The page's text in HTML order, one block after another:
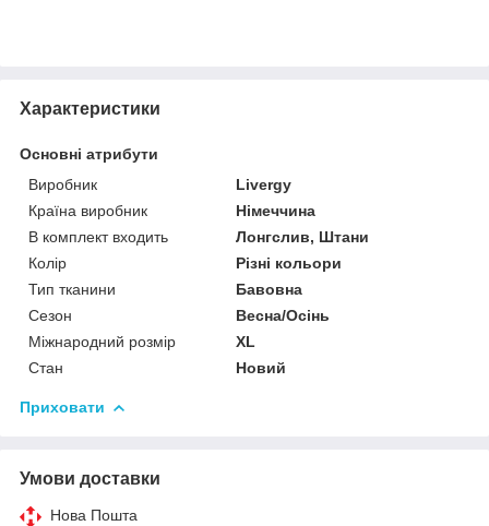
Характеристики
Основні атрибути
Виробник
Livergy
Країна виробник
Німеччина
В комплект входить
Лонгслив, Штани
Колір
Різні кольори
Тип тканини
Бавовна
Сезон
Весна/Осінь
Міжнародний розмір
XL
Стан
Новий
Приховати
Умови доставки
Нова Пошта